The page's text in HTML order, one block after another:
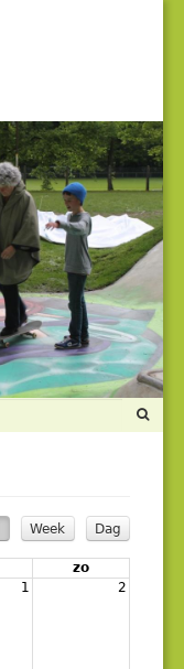
Week Dag
zo
1 2